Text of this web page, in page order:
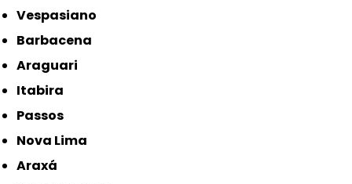
Vespasiano
Barbacena
Araguari
Itabira
Passos
Nova Lima
Araxá